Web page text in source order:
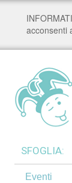
SFOGLIA:
Eventi